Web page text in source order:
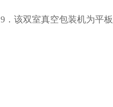
9．该双室真空包装机为平